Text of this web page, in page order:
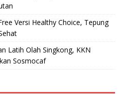
Versi Healthy Choice, Tepung
Latih Olah Singkong, KKN
Sosmocaf